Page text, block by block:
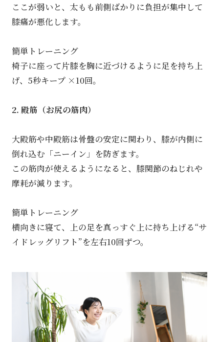
ここが弱いと、太もも前側ばかりに負担が集中して
膝痛が悪化します。
簡単トレーニング
椅子に座って片膝を胸に近づけるように足を持ち上
げ、5秒キープ ×10回。
2. 殿筋（お尻の筋肉）
大殿筋や中殿筋は骨盤の安定に関わり、膝が内側に
倒れ込む「ニーイン」を防ぎます。
この筋肉が使えるようになると、膝関節のねじれや
摩耗が減ります。
簡単トレーニング
横向きに寝て、上の足を真っすぐ上に持ち上げる“サ
イドレッグリフト”を左右10回ずつ。